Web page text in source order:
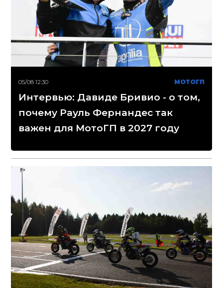
05/08 12:30 МОТОГП
Интервью: Давиде Бривио - о том,
почему Рауль Фернандес так
важен для МотоГП в 2027 году